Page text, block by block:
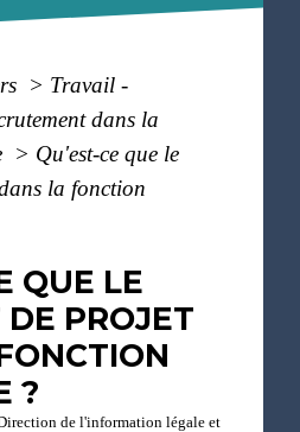
> Travail -
dans la
> Qu'est-ce que le
la fonction
QUE LE
PROJET
?
de l'information légale et